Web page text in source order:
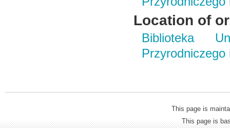
Location of
Biblioteka
Przyrodniczego
This page is
This page is